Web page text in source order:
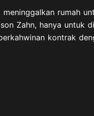
rumah
Zahn, hanya untuk
kontrak